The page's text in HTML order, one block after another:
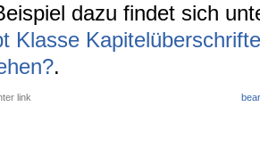
dazu findet sich
Klasse
.
link